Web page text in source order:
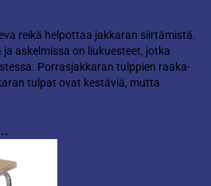
reikä helpottaa jakkaran siirtämistä.
askelmissa on liukuesteet, jotka
Porrasjakkaran tulppien raaka-
tulpat ovat kestäviä, mutta